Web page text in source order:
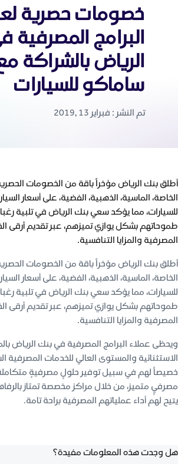
خصومات حصرية
البرامج المصرفية
الرياض بالشراكة
ساماكو للسيارات
تم النشر : فبراير 13 ,2019
أطلق بنك الرياض مؤخراً باقة من الخصومات
الخاصة، الماسية، الذهبية، الفضية، على أسعار
للسيارات، مما يؤكد سعي بنك الرياض في تلبية
طموحاتهم بشكل يوازي تميزهم، عبر تقديم أرقى
المصرفية والمزايا التنافسية.
أطلق بنك الرياض مؤخراً باقة من الخصومات
الخاصة، الماسية، الذهبية، الفضية، على أسعار
للسيارات، مما يؤكد سعي بنك الرياض في تلبية
طموحاتهم بشكل يوازي تميزهم، عبر تقديم أرقى
المصرفية والمزايا التنافسية.
ويحظى عملاء البرامج المصرفية في بنك الرياض
الاستثنائية والمستوى العالي للخدمات
خصيصاً لهم في سبيل توفير حلولٍ مصرفيةٍ
مصرفيٍ متميز، من خلال مراكز مخصصة تمتاز
يتيح لهم أداء عملياتهم المصرفية براحة تامة.
هل وجدت هذه المعلومات مفيدة؟